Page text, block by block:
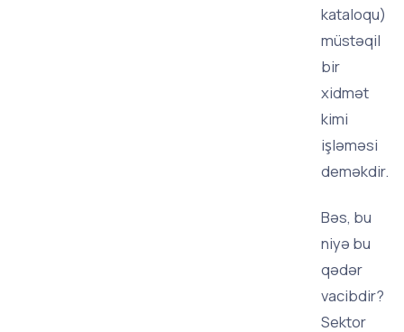
kataloqu)
müstəqil
bir
xidmət
kimi
işləməsi
deməkdir.
Bəs, bu
niyə bu
qədər
vacibdir?
Sektor